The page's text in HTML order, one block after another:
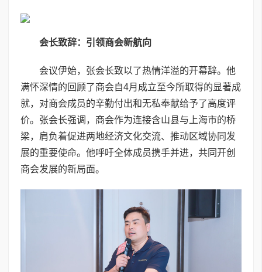
会长致辞：引领商会新航向
会议伊始，张会长致以了热情洋溢的开幕辞。他
满怀深情的回顾了商会自4月成立至今所取得的显著成
就，对商会成员的辛勤付出和无私奉献给予了高度评
价。张会长强调，商会作为连接含山县与上海市的桥
梁，肩负着促进两地经济文化交流、推动区域协同发
展的重要使命。他呼吁全体成员携手并进，共同开创
商会发展的新局面。